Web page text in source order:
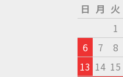
日 月 火
1
6
7 8
13 14 15